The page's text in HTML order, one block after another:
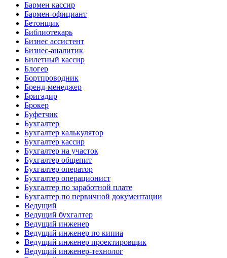
Бармен кассир
Бармен-официант
Бетонщик
Библиотекарь
Бизнес ассистент
Бизнес-аналитик
Билетный кассир
Блогер
Бортпроводник
Бренд-менеджер
Бригадир
Брокер
Буфетчик
Бухгалтер
Бухгалтер калькулятор
Бухгалтер кассир
Бухгалтер на участок
Бухгалтер общепит
Бухгалтер оператор
Бухгалтер операционист
Бухгалтер по заработной плате
Бухгалтер по первичной документации
Ведущий
Ведущий бухгалтер
Ведущий инженер
Ведущий инженер по кипиа
Ведущий инженер проектировщик
Ведущий инженер-технолог